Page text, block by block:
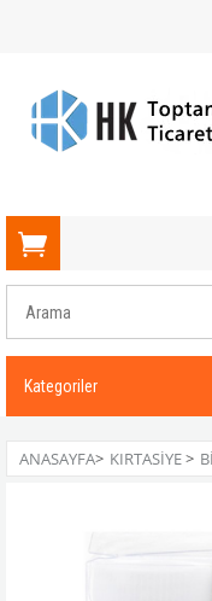
Kategoriler
ANASAYFA> KIRTASIYE>